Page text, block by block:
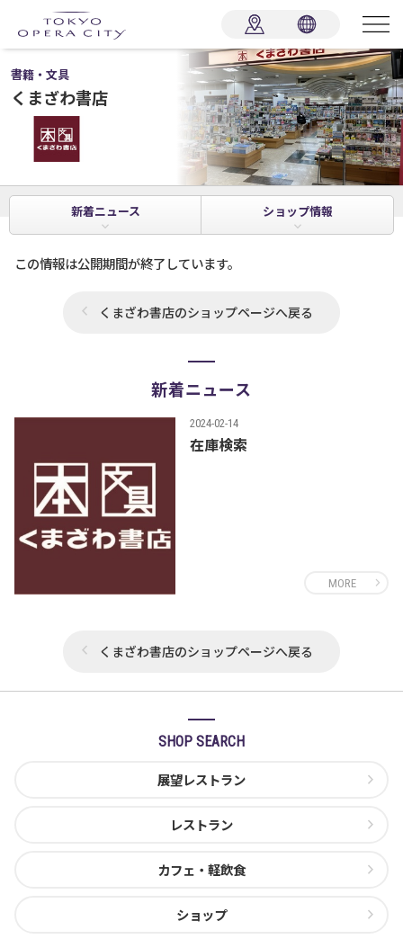
書籍・文具
くまざわ書店
新着ニュース ショップ情報
この情報は公開期間が終了しています。
くまざわ書店のショップページへ戻る
新着ニュース
2024-02-14
在庫検索
MORE
くまざわ書店のショップページへ戻る
SHOP SEARCH
展望レストラン
レストラン
カフェ・軽飲食
ショップ